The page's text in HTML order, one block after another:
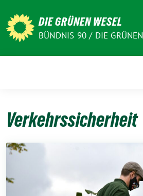
zum
Inhalt
DIE GRÜNEN WESEL
BÜNDNIS 90 / DIE GRÜNEN
Verkehrssicherheit